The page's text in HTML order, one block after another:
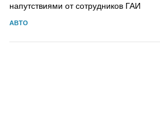
напутствиями от сотрудников ГАИ
АВТО